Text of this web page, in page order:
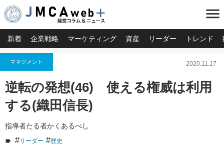
menu
新着 企業戦略 マーケティング 資産 リーダー トレンド
マネジメント 2020.11.17
逆転の発想(46) 使える権威は利用
する(織田信長)
指導者たる者かくあるべし
#リーダー #歴史